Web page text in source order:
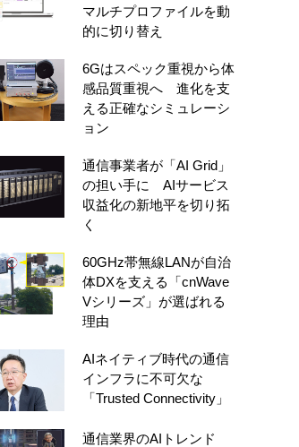
マルチプロファイルを動
的に切り替え
6Gはスペック重視から体
感品質重視へ 進化を支
える正確なシミュレーシ
ョン
通信事業者が「AI Grid」
の担い手に AIサービス
収益化の新地平を切り拓
く
60GHz帯無線LANが自治
体DXを支える「cnWave
Vシリーズ」が選ばれる
理由
AIネイティブ時代の通信
インフラに不可欠な
「Trusted Connectivity」
通信業界のAIトレンド